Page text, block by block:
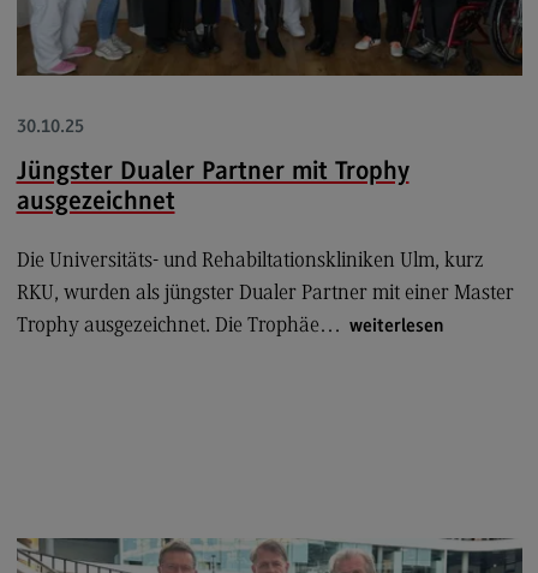
Kontakt
Eckdaten Studium
Aufbau und Struktur
Bewerbung
Studiengebühren
Dualer Partner werden
30.10.25
Jüngster Dualer Partner mit Trophy
ausgezeichnet
Die Universitäts- und Rehabiltationskliniken Ulm, kurz
RKU, wurden als jüngster Dualer Partner mit einer Master
Trophy ausgezeichnet. Die Trophäe… weiterlesen